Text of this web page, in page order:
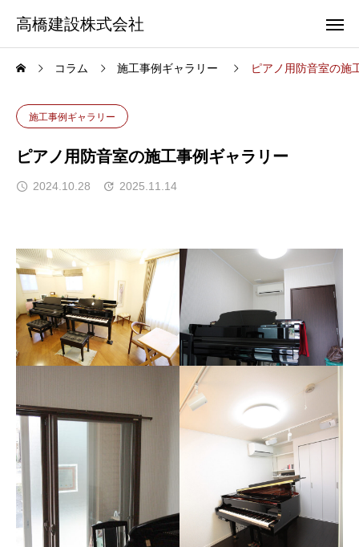
高橋建設株式会社
コラム 施工事例ギャラリー ピアノ用防音室の施
施工事例ギャラリー
ピアノ用防音室の施工事例ギャラリー
2024.10.28 2025.11.14